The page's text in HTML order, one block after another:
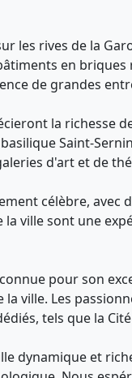
les rives de la
en
de grandes
la richesse
Saint-
d'art et de
célèbre,
la ville sont une
pour son
la ville. Les
tels que la
dynamique et